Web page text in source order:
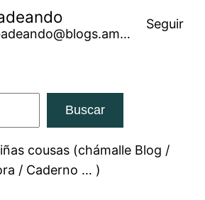
@ribadeando@blogs.amarinha.gal
Seguir
Buscar
cousas (chámalle Blog /
/ Caderno … )